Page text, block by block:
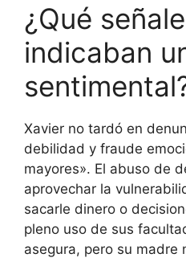
¿Qué
indicaban
Xavier no tardó en
debilidad y fraude
mayores». El abuso de
aprovechar la
sacarle dinero o
pleno uso de sus
asegura, pero su madre